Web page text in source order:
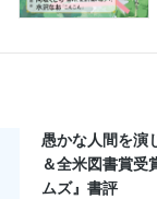
愚かな人間を演
＆全米図書賞受
ムズ』書評